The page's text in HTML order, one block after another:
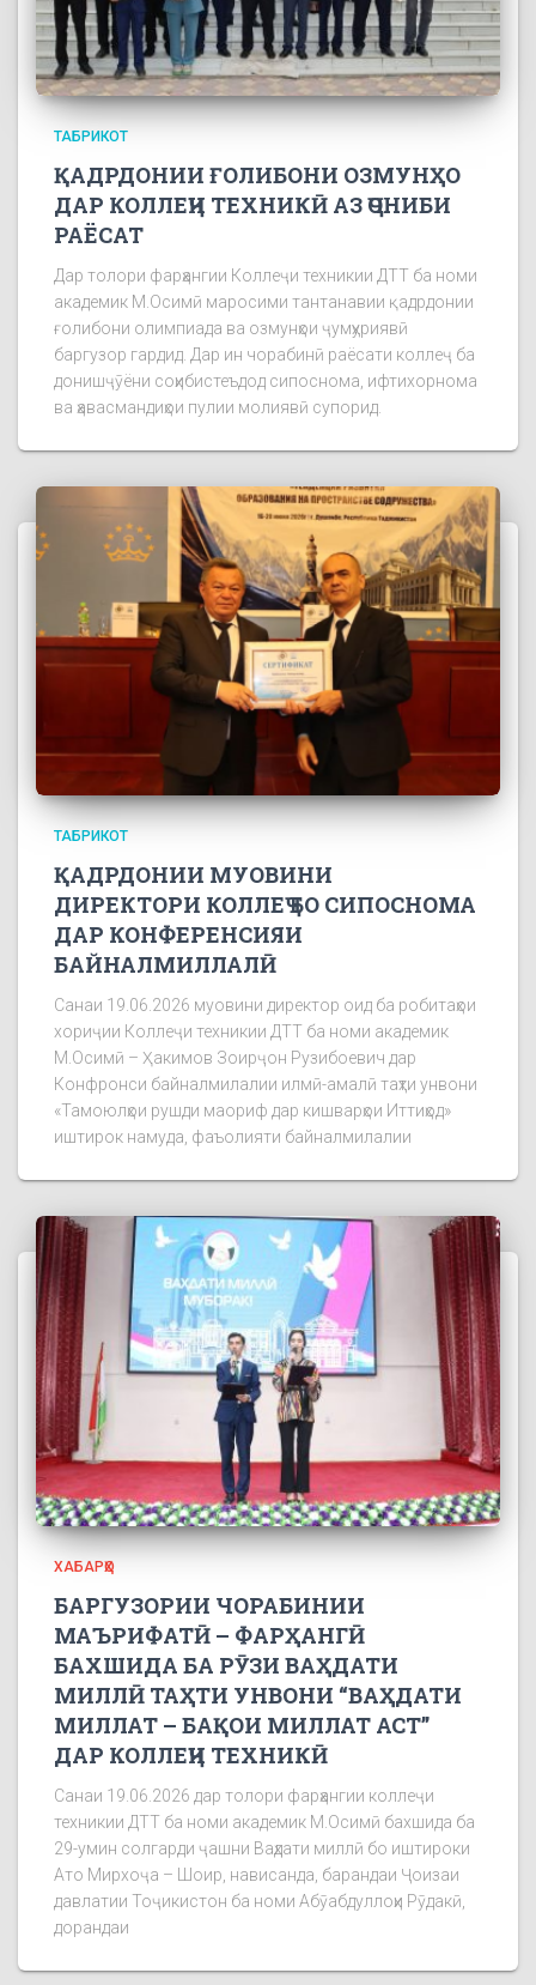
ТАБРИКОТ
ҚАДРДОНИИ ҒОЛИБОНИ ОЗМУНҲО
ДАР КОЛЛЕҶИ ТЕХНИКӢ АЗ ҶОНИБИ
РАЁСАТ
Дар толори фарҳангии Коллеҷи техникии ДТТ ба номи
академик М.Осимӣ маросими тантанавии қадрдонии
ғолибони олимпиада ва озмунҳои ҷумҳуриявӣ
баргузор гардид. Дар ин чорабинӣ раёсати коллеҷ ба
донишҷӯёни соҳибистеъдод сипоснома, ифтихорнома
ва ҳавасмандиҳои пулии молиявӣ супорид.
ТАБРИКОТ
ҚАДРДОНИИ МУОВИНИ
ДИРЕКТОРИ КОЛЛЕҶ БО СИПОСНОМА
ДАР КОНФЕРЕНСИЯИ
БАЙНАЛМИЛЛАЛӢ
Санаи 19.06.2026 муовини директор оид ба робитаҳои
хориҷии Коллеҷи техникии ДТТ ба номи академик
М.Осимӣ – Ҳакимов Зоирҷон Рузибоевич дар
Конфронси байналмилалии илмӣ-амалӣ таҳти унвони
«Тамоюлҳои рушди маориф дар кишварҳои Иттиҳод»
иштирок намуда, фаъолияти байналмилалии
ХАБАРҲО
БАРГУЗОРИИ ЧОРАБИНИИ
МАЪРИФАТӢ – ФАРҲАНГӢ
БАХШИДА БА РӮЗИ ВАҲДАТИ
МИЛЛӢ ТАҲТИ УНВОНИ “ВАҲДАТИ
МИЛЛАТ – БАҚОИ МИЛЛАТ АСТ”
ДАР КОЛЛЕҶИ ТЕХНИКӢ
Санаи 19.06.2026 дар толори фарҳангии коллеҷи
техникии ДТТ ба номи академик М.Осимӣ бахшида ба
29-умин солгарди ҷашни Ваҳдати миллӣ бо иштироки
Ато Мирхоҷа – Шоир, нависанда, барандаи Ҷоизаи
давлатии Тоҷикистон ба номи Абӯабдуллоҳи Рӯдакӣ,
дорандаи